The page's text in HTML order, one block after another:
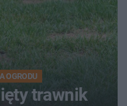
OGRODU
trawnik